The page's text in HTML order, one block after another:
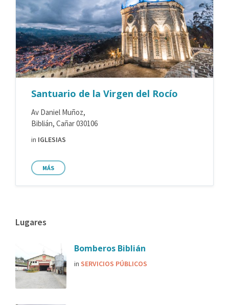
Santuario de la Virgen del Rocío
Av Daniel Muñoz,
Biblián, Cañar 030106
in IGLESIAS
MÁS
Lugares
Bomberos Biblián
in SERVICIOS PÚBLICOS